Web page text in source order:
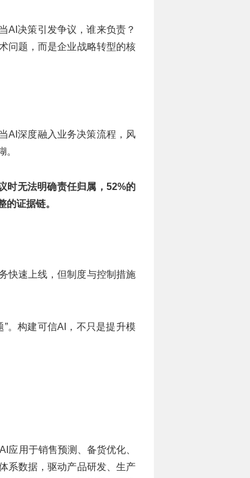
AI决策引发争议，谁来负责？
问题，而是企业战略转型的核
AI深度融入业务决策流程，风
。
时无法明确责任归属，52%的
证据链。
快速上线，但制度与控制措施
。构建可信AI，不只是提升模
应用于销售预测、备货优化、
系数据，驱动产品研发、生产